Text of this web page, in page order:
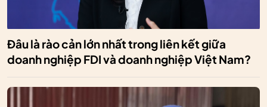
Đâu là rào cản lớn nhất trong liên kết giữa
doanh nghiệp FDI và doanh nghiệp Việt Nam?